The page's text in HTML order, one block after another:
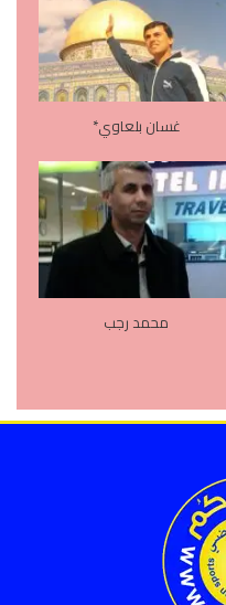
غسان بلعاوي*
محمد رجب